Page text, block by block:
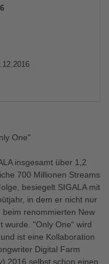
One"
insgesamt über 1,2
700 Millionen Streams
besiegelt SIGALA mit
in dem er nicht nur
renommierten New
wurde. "Only One“ wird
ist eine Kollaboration
Digital Farm
2016 selbst schon einen